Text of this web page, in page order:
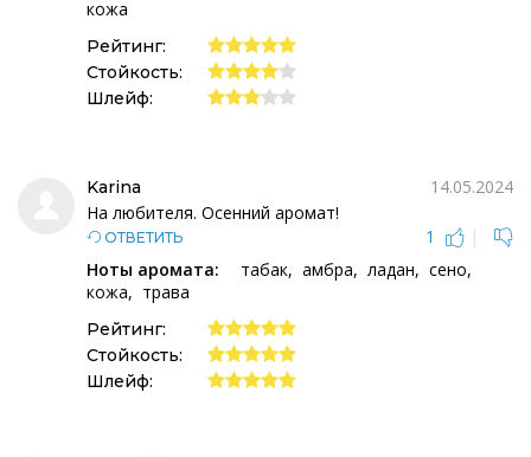
кожа
Рейтинг:
Стойкость:
Шлейф:
Karina
14.05.2024
На любителя. Осенний аромат!
ОТВЕТИТЬ 1
|
Ноты аромата:
табак амбра ладан
сено
кожа
трава
Рейтинг:
Стойкость:
Шлейф: